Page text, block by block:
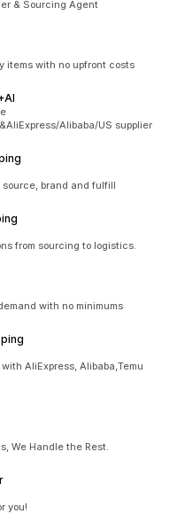
& Sourcing Agent
items with no upfront costs
Alibaba/US supplier
source, brand and fulfill
from sourcing to logistics.
with no minimums
AliExpress, Alibaba,Temu
We Handle the Rest.
you!